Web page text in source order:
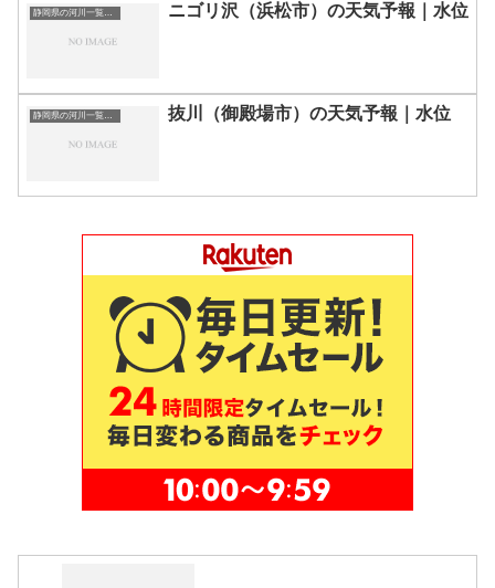
静岡県の河川一覧まとめ静岡県の河川を市町村別に一覧化しました。伊東市伊豆の国市伊豆市下田市賀茂郡河津町賀茂郡松崎町賀茂郡西伊豆町賀茂郡東伊豆町賀茂郡南伊豆町掛川市菊川市湖西市御前崎市御殿場市三島市周智郡森町駿東郡小山町駿東郡清水町駿東郡長泉町沼津市焼津市榛原郡吉田町榛原郡川根本町裾野市静岡市袋井市田方郡函南町島田市藤枝市熱海市磐田市浜松市富士宮市富士市牧之原市-静岡県の河川一覧 ニゴリ沢（浜松市）の天気予報｜水位
静岡県の河川一覧まとめ静岡県の河川を市町村別に一覧化しました。伊東市伊豆の国市伊豆市下田市賀茂郡河津町賀茂郡松崎町賀茂郡西伊豆町賀茂郡東伊豆町賀茂郡南伊豆町掛川市菊川市湖西市御前崎市御殿場市三島市周智郡森町駿東郡小山町駿東郡清水町駿東郡長泉町沼津市焼津市榛原郡吉田町榛原郡川根本町裾野市静岡市袋井市田方郡函南町島田市藤枝市熱海市磐田市浜松市富士宮市富士市牧之原市-静岡県の河川一覧 抜川（御殿場市）の天気予報｜水位